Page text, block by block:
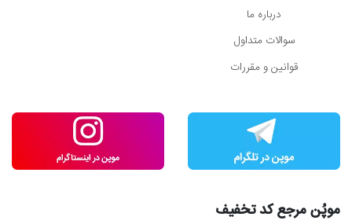
درباره ما
سوالات متداول
قوانین و مقررات
موپُن مرجع کد تخفیف